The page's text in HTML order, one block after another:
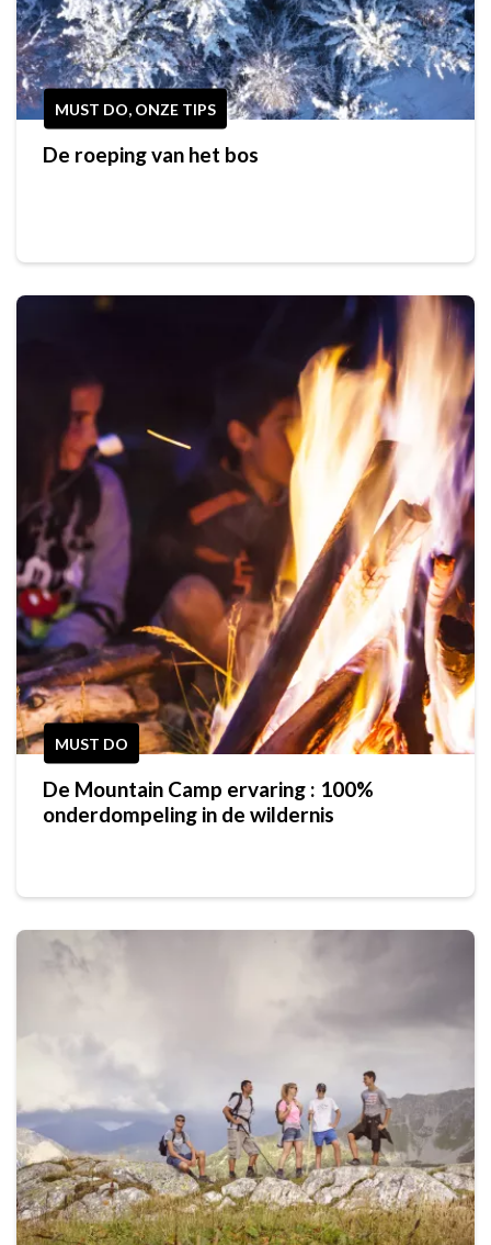
MUST DO, ONZE TIPS
De roeping van het bos
MUST DO
De Mountain Camp ervaring : 100%
onderdompeling in de wildernis